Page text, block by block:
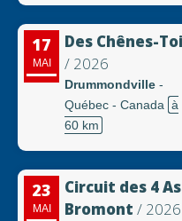
17
MAI
Des Chênes-Toi
/ 2026
Drummondville -
Québec - Canada à
60 km
23
MAI
Circuit des 4
Bromont / 2026